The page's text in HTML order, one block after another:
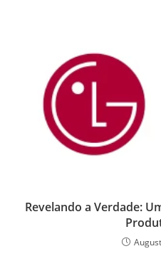
Revelando a Verdade: